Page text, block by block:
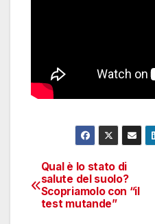
Navigazione
articoli
Qual è lo stato di
salute del suolo?
Scopriamolo con “il
test mutande”